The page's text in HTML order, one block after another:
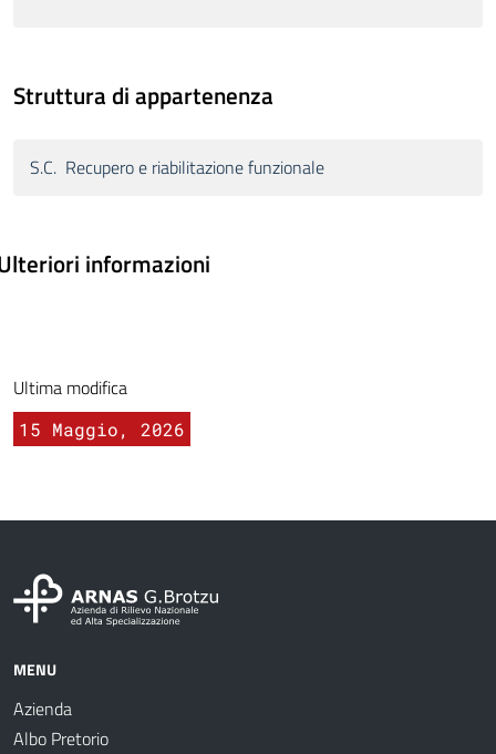
Struttura di appartenenza
S.C. Recupero e riabilitazione funzionale
informazioni
Ultima modifica
15 Maggio, 2026
MENU
Azienda
Albo Pretorio